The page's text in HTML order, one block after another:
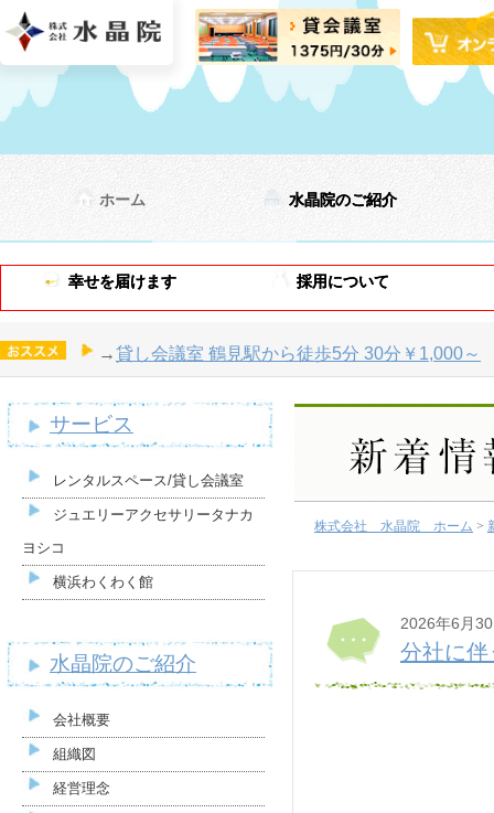
ホーム 水晶院のご紹介
幸せを届けます 採用について
→貸し会議室 鶴見駅から徒歩5分 30分￥1,000～
サービス
レンタルスペース/貸し会議室
ジュエリーアクセサリータナカ
ヨシコ
横浜わくわく館
水晶院のご紹介
会社概要
組織図
経営理念
株式会社 水晶院 ホーム >
2026年6月
分社に